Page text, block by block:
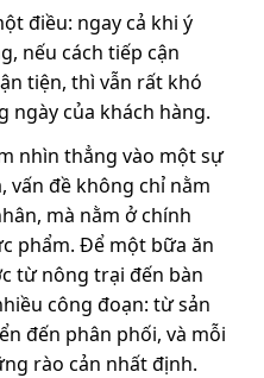
điều: ngay cả khi ý
nếu cách tiếp cận
tiện, thì vẫn rất khó
ngày của khách hàng.
nhìn thẳng vào một sự
vấn đề không chỉ nằm
mà nằm ở chính
phẩm. Để một bữa ăn
từ nông trại đến bàn
công đoạn: từ sản
đến phân phối, và mỗi
rào cản nhất định.